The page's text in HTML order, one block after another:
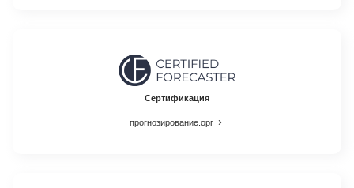
Сертификация
прогнозирование.орг